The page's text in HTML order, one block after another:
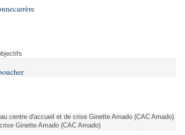
centre d'accueil et de crise Ginette Amado (CAC Amado)
Ginette Amado (CAC Amado)